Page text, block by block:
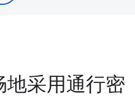
地采用通行密